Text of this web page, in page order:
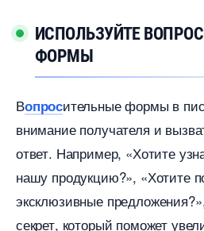
ИСПОЛЬЗУЙТЕ
ФОРМЫ
опросительные формы в
нимание получателя и
ответ. Например, «Хотите
нашу продукцию?», «Хотите
эксклюзивные
секрет, который поможет